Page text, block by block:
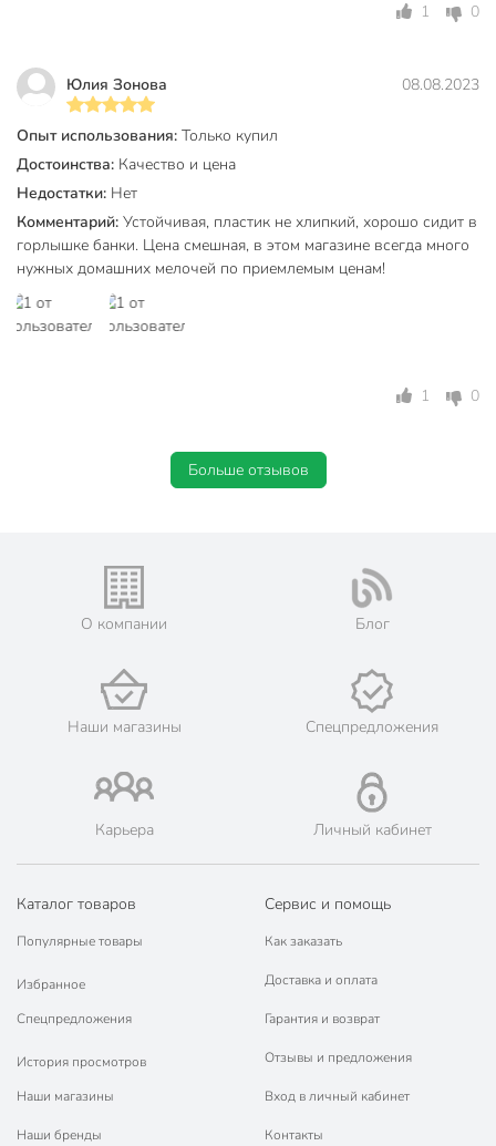
1 0
Юлия Зонова 08.08.2023
Опыт использования: Только купил
Достоинства: Качество и цена
Недостатки: Нет
Комментарий: Устойчивая, пластик не хлипкий, хорошо сидит в
горлышке банки. Цена смешная, в этом магазине всегда много
нужных домашних мелочей по приемлемым ценам!
1 0
Больше отзывов
О компании Блог
Наши магазины Спецпредложения
Карьера Личный кабинет
Каталог товаров
Популярные товары
Избранное
Спецпредложения
История просмотров
Наши магазины
Наши бренды
Сервис и помощь
Как заказать
Доставка и оплата
Гарантия и возврат
Отзывы и предложения
Вход в личный кабинет
Контакты